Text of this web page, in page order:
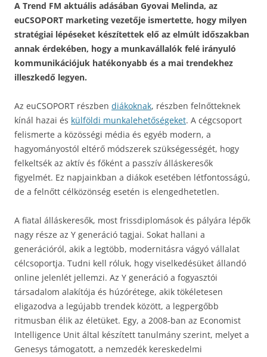
A Trend FM aktuális adásában Gyovai Melinda, az
euCSOPORT marketing vezetője ismertette, hogy milyen
stratégiai lépéseket készítettek elő az elmúlt időszakban
annak érdekében, hogy a munkavállalók felé irányuló
kommunikációjuk hatékonyabb és a mai trendekhez
illeszkedő legyen.
Az euCSOPORT részben diákoknak, részben felnőtteknek
kínál hazai és külföldi munkalehetőségeket. A cégcsoport
felismerte a közösségi média és egyéb modern, a
hagyományostól eltérő módszerek szükségességét, hogy
felkeltsék az aktív és főként a passzív álláskeresők
figyelmét. Ez napjainkban a diákok esetében létfontosságú,
de a felnőtt célközönség esetén is elengedhetetlen.
A fiatal álláskeresők, most frissdiplomások és pályára lépők
nagy része az Y generáció tagjai. Sokat hallani a
generációról, akik a legtöbb, modernitásra vágyó vállalat
célcsoportja. Tudni kell róluk, hogy viselkedésüket állandó
online jelenlét jellemzi. Az Y generáció a fogyasztói
társadalom alakítója és húzórétege, akik tökéletesen
eligazodva a legújabb trendek között, a legpergőbb
ritmusban élik az életüket. Egy, a 2008-ban az Economist
Intelligence Unit által készített tanulmány szerint, melyet a
Genesys támogatott, a nemzedék kereskedelmi